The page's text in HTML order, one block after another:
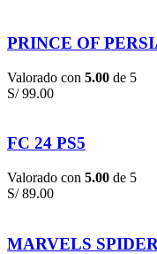
PRINCE OF
Valorado con 5.00 de 5
S/99.00
FC 24 PS5
Valorado con 5.00 de 5
S/89.00
MARVELS